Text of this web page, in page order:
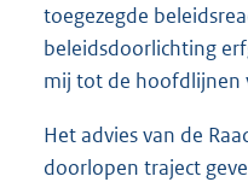
toegezegde
beleidsdoorlichting
mij tot de hoofdlijnen
Het advies van de
doorlopen traject